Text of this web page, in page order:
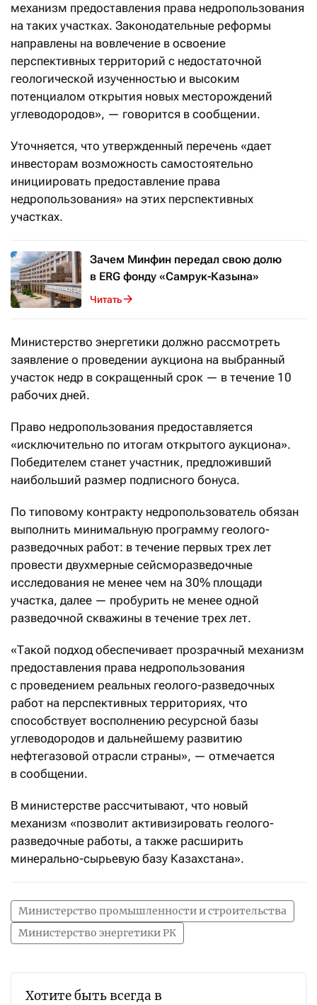
механизм предоставления права недропользования
на таких участках. Законодательные реформы
направлены на вовлечение в освоение
перспективных территорий с недостаточной
геологической изученностью и высоким
потенциалом открытия новых месторождений
углеводородов», — говорится в сообщении.
Уточняется, что утвержденный перечень «дает
инвесторам возможность самостоятельно
инициировать предоставление права
недропользования» на этих перспективных
участках.
Зачем Минфин передал свою долю
в ERG фонду «Самрук-Казына»
Читать
Министерство энергетики должно рассмотреть
заявление о проведении аукциона на выбранный
участок недр в сокращенный срок — в течение 10
рабочих дней.
Право недропользования предоставляется
«исключительно по итогам открытого аукциона».
Победителем станет участник, предложивший
наибольший размер подписного бонуса.
По типовому контракту недропользователь обязан
выполнить минимальную программу геолого-
разведочных работ: в течение первых трех лет
провести двухмерные сейсморазведочные
исследования не менее чем на 30% площади
участка, далее — пробурить не менее одной
разведочной скважины в течение трех лет.
«Такой подход обеспечивает прозрачный механизм
предоставления права недропользования
с проведением реальных геолого-разведочных
работ на перспективных территориях, что
способствует восполнению ресурсной базы
углеводородов и дальнейшему развитию
нефтегазовой отрасли страны», — отмечается
в сообщении.
В министерстве рассчитывают, что новый
механизм «позволит активизировать геолого-
разведочные работы, а также расширить
минерально-сырьевую базу Казахстана».
Министерство промышленности и строительства
Министерство энергетики РК
Хотите быть всегда в